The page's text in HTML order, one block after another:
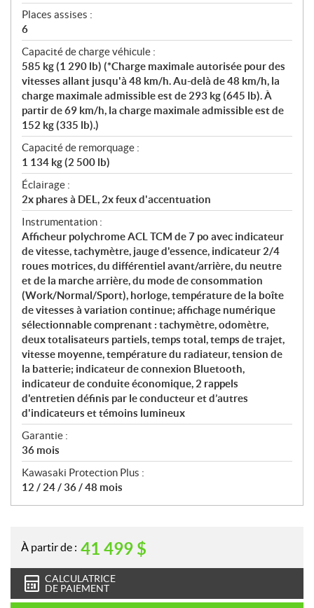
Places assises :
6
Capacité de charge véhicule :
585 kg (1 290 lb) (*Charge maximale autorisée pour des
vitesses allant jusqu'à 48 km/h. Au-delà de 48 km/h, la
charge maximale admissible est de 293 kg (645 lb). À
partir de 69 km/h, la charge maximale admissible est de
152 kg (335 lb).)
Capacité de remorquage :
1 134 kg (2 500 lb)
Éclairage :
2x phares à DEL, 2x feux d'accentuation
Instrumentation :
Afficheur polychrome ACL TCM de 7 po avec indicateur
de vitesse, tachymètre, jauge d'essence, indicateur 2/4
roues motrices, du différentiel avant/arrière, du neutre
et de la marche arrière, du mode de consommation
(Work/Normal/Sport), horloge, température de la boîte
de vitesses à variation continue; affichage numérique
sélectionnable comprenant : tachymètre, odomètre,
deux totalisateurs partiels, temps total, temps de trajet,
vitesse moyenne, température du radiateur, tension de
la batterie; indicateur de connexion Bluetooth,
indicateur de conduite économique, 2 rappels
d'entretien définis par le conducteur et d’autres
d'indicateurs et témoins lumineux
Garantie :
36 mois
Kawasaki Protection Plus :
12 / 24 / 36 / 48 mois
À partir de : 41 499 $
CALCULATRICE
DE PAIEMENT